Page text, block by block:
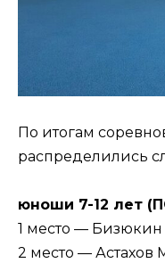
По итогам
распределились
юноши 7-12 лет
1 место —
2 место —